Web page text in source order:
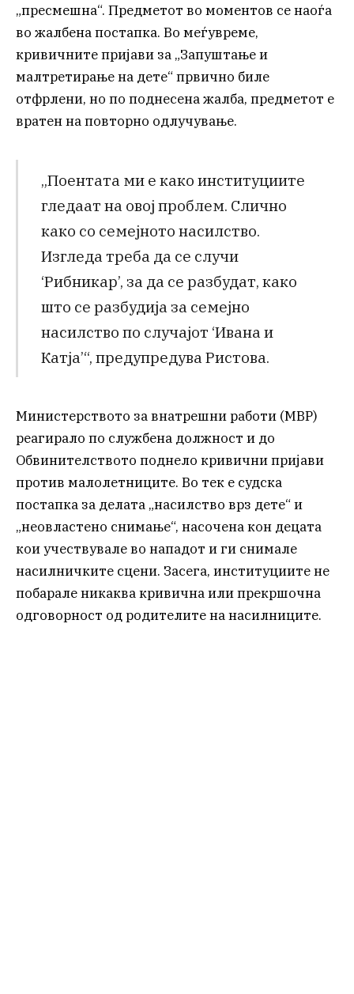
„пресмешна“. Предметот во моментов се наоѓа
во жалбена постапка. Во меѓувреме,
кривичните пријави за „Запуштање и
малтретирање на дете“ првично биле
отфрлени, но по поднесена жалба, предметот е
вратен на повторно одлучување.
„Поентата ми е како институциите
гледаат на овој проблем. Слично
како со семејното насилство.
Изгледа треба да се случи
‘Рибникар’, за да се разбудат, како
што се разбудија за семејно
насилство по случајот ‘Ивана и
Катја’“, предупредува Ристова.
Министерството за внатрешни работи (МВР)
реагирало по службена должност и до
Обвинителството поднело кривични пријави
против малолетниците. Во тек е судска
постапка за делата „насилство врз дете“ и
„неовластено снимање“, насочена кон децата
кои учествувале во нападот и ги снимале
насилничките сцени. Засега, институциите не
побарале никаква кривична или прекршочна
одговорност од родителите на насилниците.